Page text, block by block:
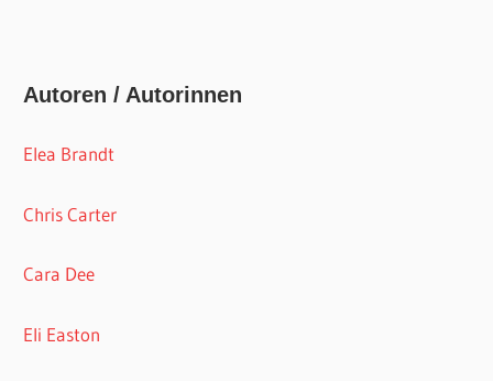
Autoren / Autorinnen
Elea Brandt
Chris Carter
Cara Dee
Eli Easton